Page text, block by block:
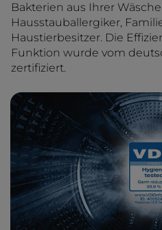
Bakterien aus Ihrer
Hausstauballergiker,
Haustierbesitzer. Die
Funktion wurde vom
zertifiziert.